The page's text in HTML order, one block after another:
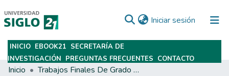
Iniciar sesión (current)
Subir
INICIO EBOOK21 SECRETARÍA DE
INVESTIGACIÓN PREGUNTAS FRECUENTES CONTACTO
Inicio
Trabajos Finales De Grado Y Posgrado